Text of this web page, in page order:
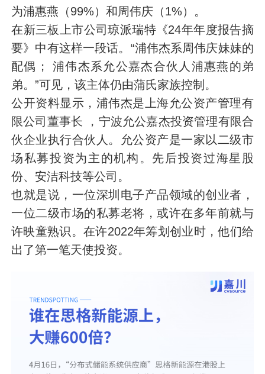
为浦惠燕（99%）和周伟庆（1%）。
在新三板上市公司琼派瑞特《24年年度报告摘
要》中有这样一段话。“浦伟杰系周伟庆妹妹的
配偶； 浦伟杰系允公嘉杰合伙人浦惠燕的弟
弟。”可见，该主体仍由蒲氏家族控制。
公开资料显示，浦伟杰是上海允公资产管理有
限公司董事长 ，宁波允公嘉杰投资管理有限合
伙企业执行合伙人。允公资产是一家以二级市
场私募投资为主的机构。先后投资过海星股
份、安洁科技等公司。
也就是说，一位深圳电子产品领域的创业者，
一位二级市场的私募老将，或许在多年前就与
许映童熟识。在许2022年筹划创业时，他们给
出了第一笔天使投资。